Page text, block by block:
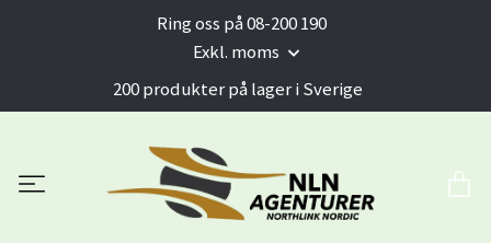
Ring oss på 08-200 190
Exkl. moms
200 produkter på lager i Sverige